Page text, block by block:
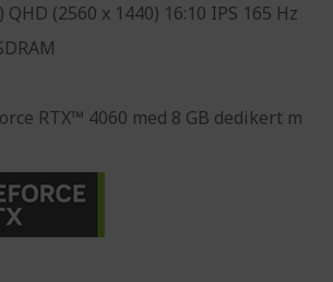
QHD (2560 x 1440) 16:10 IPS 165 Hz
RTX™ 4060 med 8 GB dedikert m